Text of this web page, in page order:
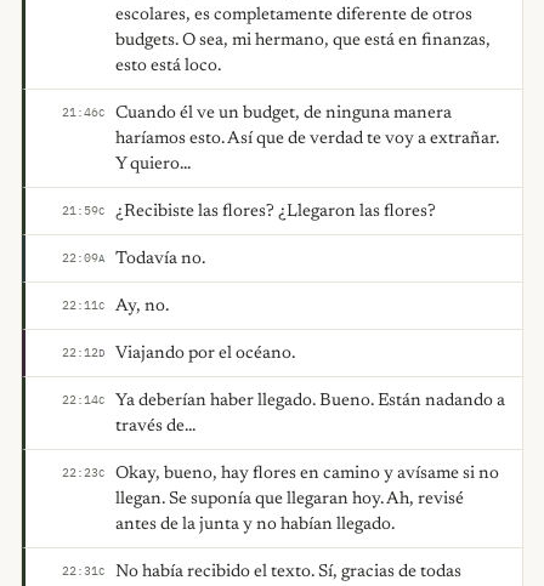
escolares, es completamente diferente de otros
budgets. O sea, mi hermano, que está en finanzas,
esto está loco.
21:46C
Cuando él ve un budget, de ninguna manera
haríamos esto. Así que de verdad te voy a extrañar.
Y quiero...
21:59C ¿Recibiste las flores? ¿Llegaron las flores?
22:09A Todavía no.
22:11C Ay, no.
22:12D Viajando por el océano.
22:14C
Ya deberían haber llegado. Bueno. Están nadando a
través de...
22:23C
Okay, bueno, hay flores en camino y avísame si no
llegan. Se suponía que llegaran hoy. Ah, revisé
antes de la junta y no habían llegado.
22:31C
No había recibido el texto. Sí, gracias de todas